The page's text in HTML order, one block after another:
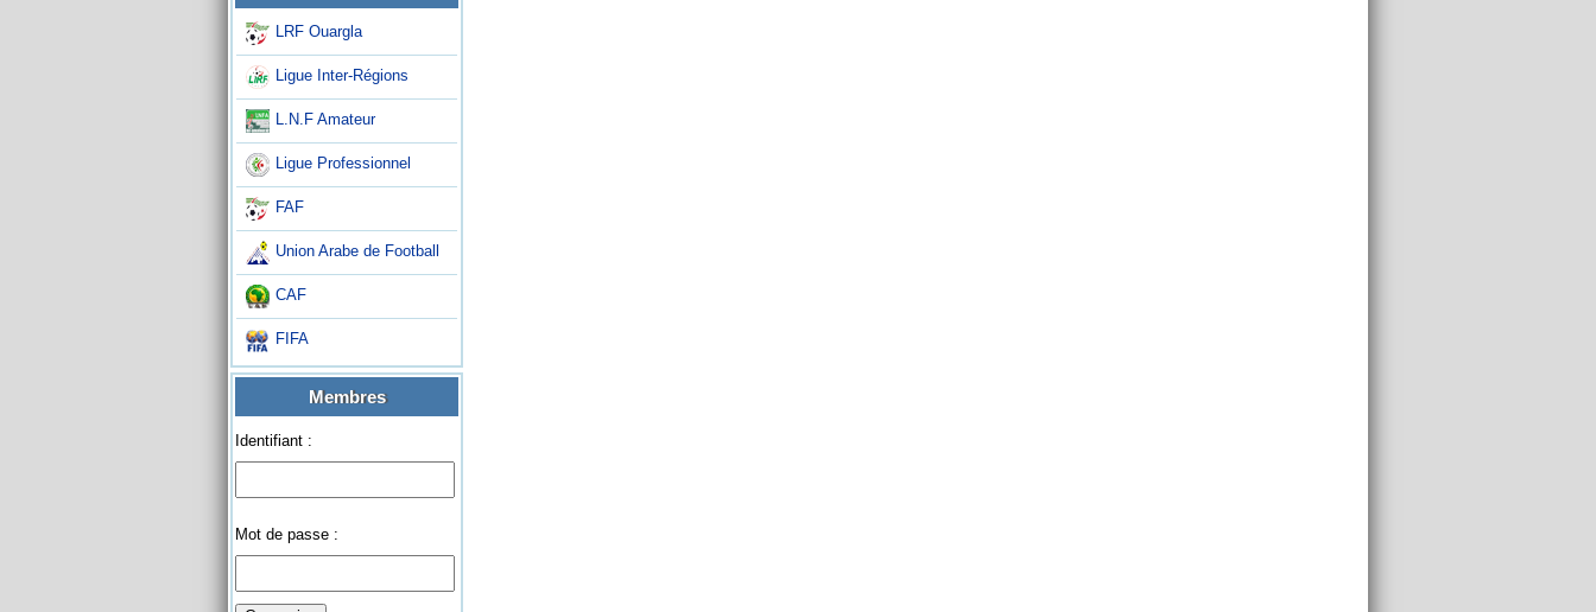
LRF Ouargla
Ligue Inter-Régions
L.N.F Amateur
Ligue Professionnel
FAF
Union Arabe de Football
CAF
FIFA
Membres
Identifiant :
Mot de passe :